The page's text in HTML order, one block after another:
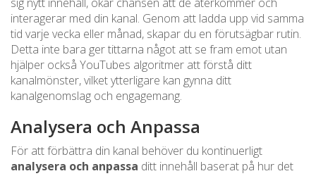
interagerar med din kanal. Genom att ladda upp vid samma
tid varje vecka eller månad, skapar du en förutsägbar rutin.
Detta inte bara ger tittarna något att se fram emot utan
hjälper också YouTubes algoritmer att förstå ditt
kanalmönster, vilket ytterligare kan gynna ditt
kanalgenomslag och engagemang.
Analysera och Anpassa
För att förbättra din kanal behöver du kontinuerligt
analysera och anpassa ditt innehåll baserat på hur det